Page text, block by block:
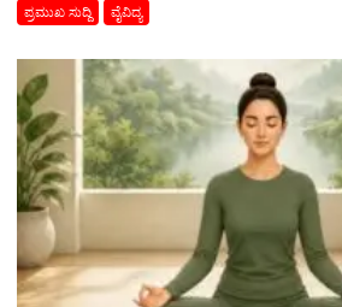
ಪ್ರಮುಖ ಸುದ್ದಿ ವೈವಿದ್ಯ